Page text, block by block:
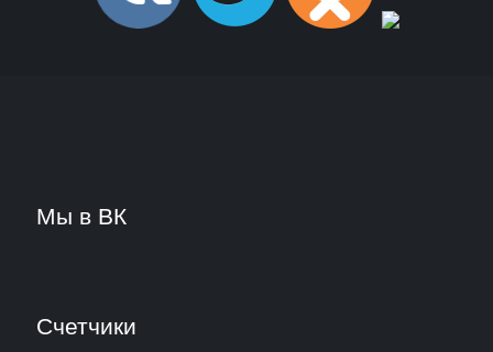
Мы в ВК
Счетчики